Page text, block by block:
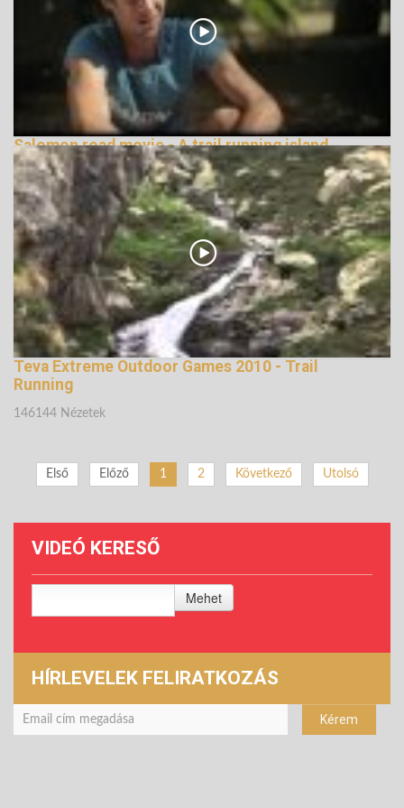
Salomon road movie - A trail running island
148712 Nézetek
Teva Extreme Outdoor Games 2010 - Trail
Running
146144 Nézetek
Első Előző 1 2 Következő Utolsó
VIDEÓ KERESŐ
Mehet
HÍRLEVELEK FELIRATKOZÁS